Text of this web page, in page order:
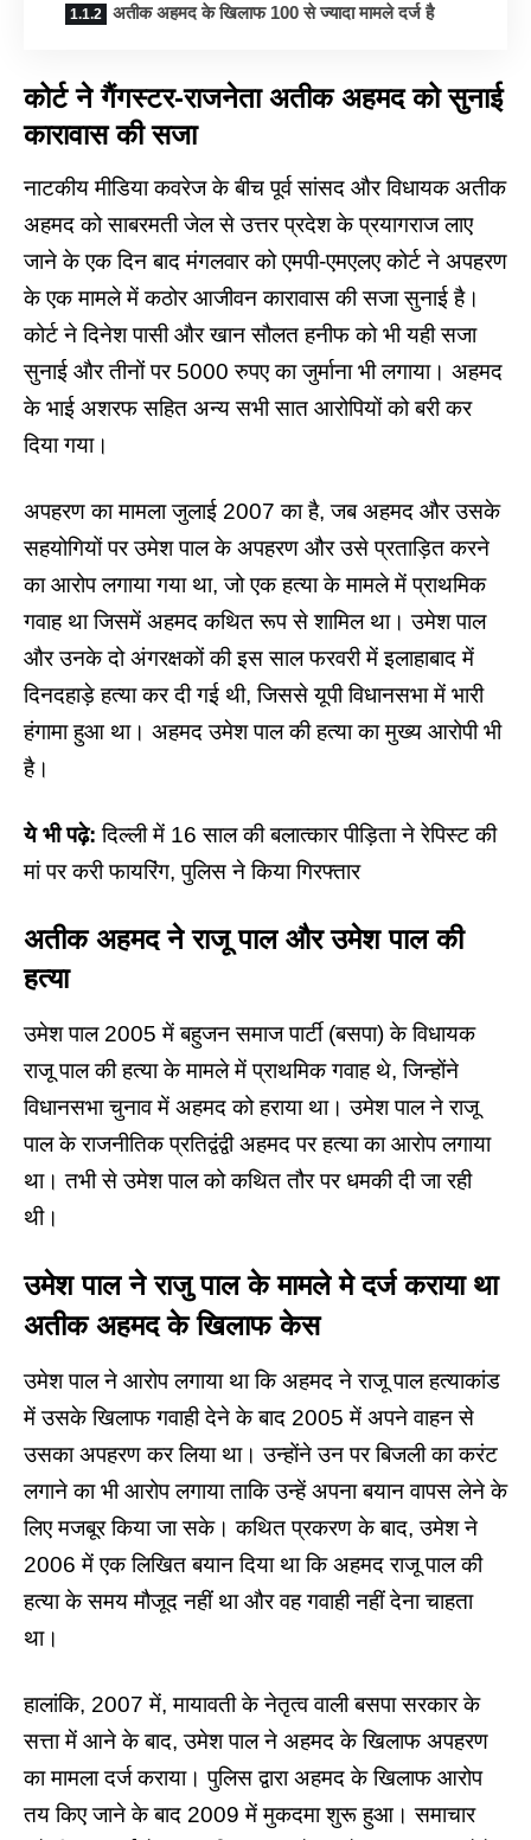
अतीक अहमद के खिलाफ 100 से ज्यादा मामले दर्ज है
कोर्ट ने गैंगस्टर-राजनेता अतीक अहमद को सुनाई
कारावास की सजा
नाटकीय मीडिया कवरेज के बीच पूर्व सांसद और विधायक अतीक
अहमद को साबरमती जेल से उत्तर प्रदेश के प्रयागराज लाए
जाने के एक दिन बाद मंगलवार को एमपी-एमएलए कोर्ट ने अपहरण
के एक मामले में कठोर आजीवन कारावास की सजा सुनाई है।
कोर्ट ने दिनेश पासी और खान सौलत हनीफ को भी यही सजा
सुनाई और तीनों पर 5000 रुपए का जुर्माना भी लगाया। अहमद
के भाई अशरफ सहित अन्य सभी सात आरोपियों को बरी कर
दिया गया।
अपहरण का मामला जुलाई 2007 का है, जब अहमद और उसके
सहयोगियों पर उमेश पाल के अपहरण और उसे प्रताड़ित करने
का आरोप लगाया गया था, जो एक हत्या के मामले में प्राथमिक
गवाह था जिसमें अहमद कथित रूप से शामिल था। उमेश पाल
और उनके दो अंगरक्षकों की इससाल फरवरीमें इलाहाबाद में
दिनदहाड़े हत्या कर दी गई थी, जिससे यूपी विधानसभा में भारी
हंगामा हुआ था। अहमद उमेश पाल की हत्या का मुख्य आरोपी भी
है।
ये भी पढ़े: दिल्ली में 16 साल की बलात्कार पीड़िता ने रेपिस्ट की
मां पर करी फायरिंग, पुलिस ने किया गिरफ्तार
अतीक अहमद ने राजू पाल और उमेश पाल की
हत्या
उमेश पाल 2005 में बहुजन समाज पार्टी (बसपा) के विधायक
राजू पाल की हत्या के मामले में प्राथमिक गवाह थे, जिन्होंने
विधानसभा चुनाव में अहमद को हराया था। उमेश पाल ने राजू
पाल के राजनीतिक प्रतिद्वंद्वी अहमद पर हत्या का आरोप लगाया
था। तभी से उमेश पाल को कथित तौर पर धमकी दी जा रही
थी।
उमेश पाल ने राजु पाल के मामले मे दर्ज कराया था
अतीक अहमद के खिलाफ केस
उमेश पाल ने आरोप लगाया था कि अहमद ने राजू पाल हत्याकांड
में उसके खिलाफ गवाही देने के बाद 2005 में अपने वाहन से
उसका अपहरण कर लिया था। उन्होंने उन पर बिजली का करंट
लगाने का भी आरोप लगाया ताकि उन्हें अपना बयान वापस लेने के
लिए मजबूर किया जा सके। कथित प्रकरण के बाद, उमेश ने
2006 में एक लिखित बयान दिया था कि अहमद राजू पाल की
हत्या के समय मौजूद नहीं था और वह गवाही नहीं देना चाहता
था।
हालांकि, 2007 में, मायावती के नेतृत्व वाली बसपा सरकार के
सत्ता में आने के बाद, उमेश पाल ने अहमद के खिलाफ अपहरण
का मामला दर्ज कराया। पुलिस द्वारा अहमद के खिलाफ आरोप
तय किए जाने के बाद 2009 में मुकदमा शुरू हुआ। समाचार